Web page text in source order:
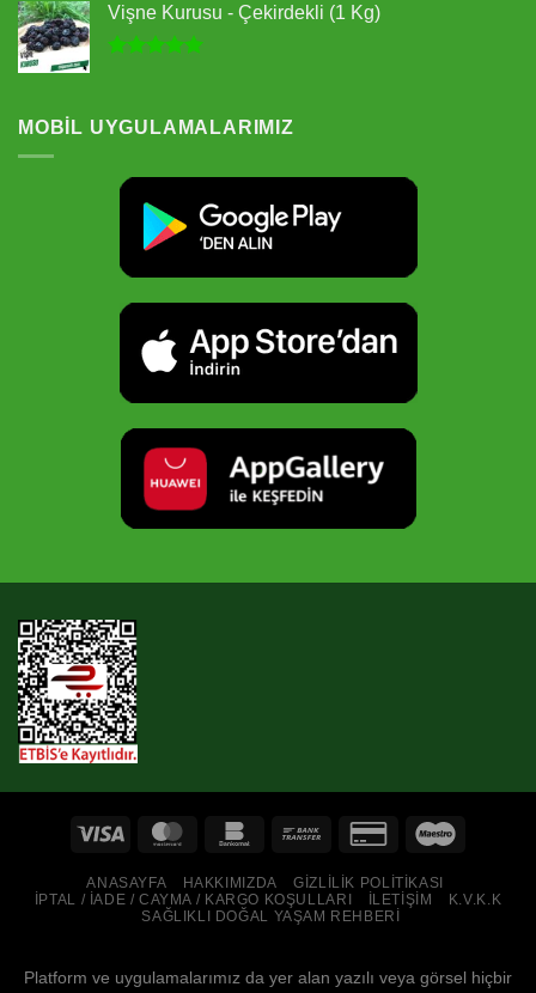
aldı
Vişne Kurusu - Çekirdekli (1 Kg)
MOBIL UYGULAMALARIMIZ
ANASAYFA HAKKIMIZDA
GIZLILIK POLITIKASI
İPTAL / İADE / CAYMA / KARGO KOŞULLARI
İLETIŞIM
K.V.K.K
SAĞLIKLI DOĞAL YAŞAM REHBERI
Platform ve uygulamalarımız da yer alan yazılı veya görsel hiçbir